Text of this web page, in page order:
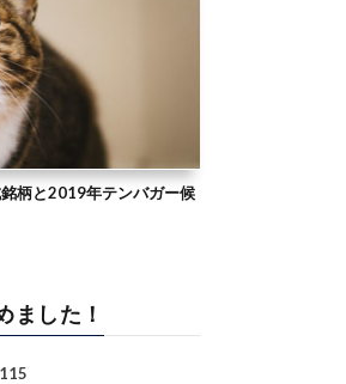
柄と2019年テンバガー候
ました！